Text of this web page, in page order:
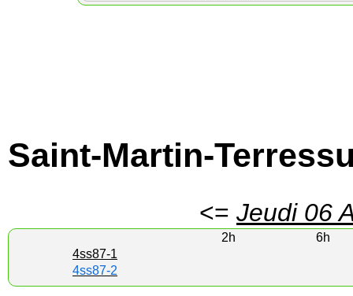
Saint-Martin-
<= Jeudi 06
2h
6h
4ss87-1
4ss87-2